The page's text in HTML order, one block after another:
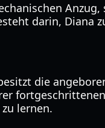
darin, Diana
die
lernen.